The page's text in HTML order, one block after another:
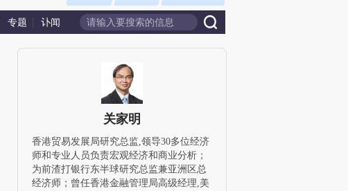
专题 讣闻
关家明
香港贸易发展局研究总监,领导30多位经济
师和专业人员负责宏观经济和商业分析；
为前渣打银行东半球研究总监兼亚洲区总
经济师；曾任香港金融管理局高级经理,美